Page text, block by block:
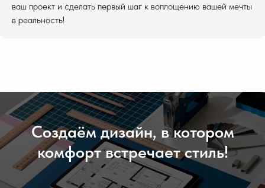
ваш проект и сделать первый шаг к воплощению вашей мечты
в реальность!
Создаём дизайн, в котором
комфорт встречает стиль!